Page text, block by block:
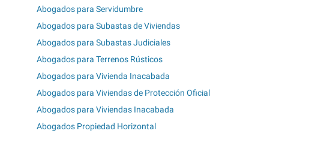
Abogados para Servidumbre
Abogados para Subastas de Viviendas
Abogados para Subastas Judiciales
Abogados para Terrenos Rústicos
Abogados para Vivienda Inacabada
Abogados para Viviendas de Protección Oficial
Abogados para Viviendas Inacabada
Abogados Propiedad Horizontal